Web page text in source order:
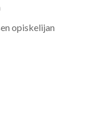
opiskelijan